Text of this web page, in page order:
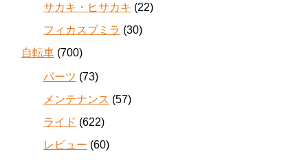
サカキ・ヒサカキ (22)
フィカスプミラ (30)
自転車 (700)
パーツ (73)
メンテナンス (57)
ライド (622)
レビュー (60)